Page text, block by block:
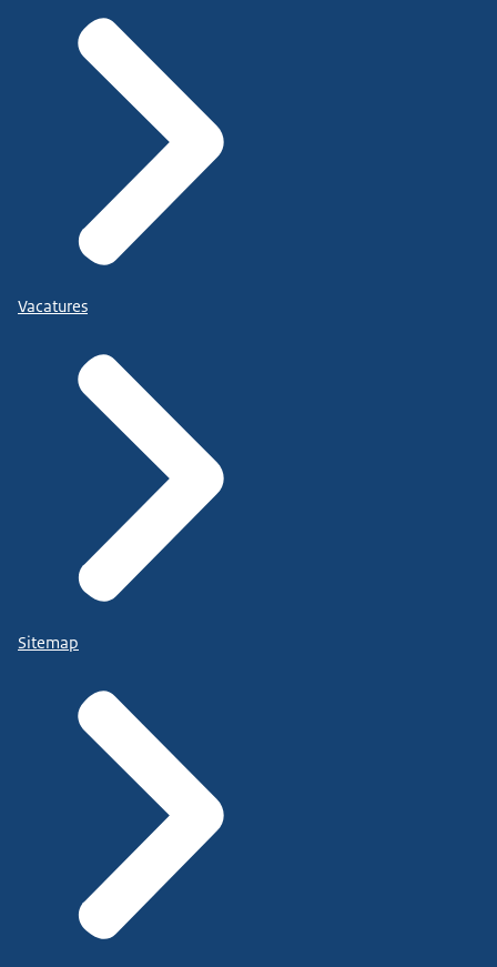
Vacatures
Sitemap